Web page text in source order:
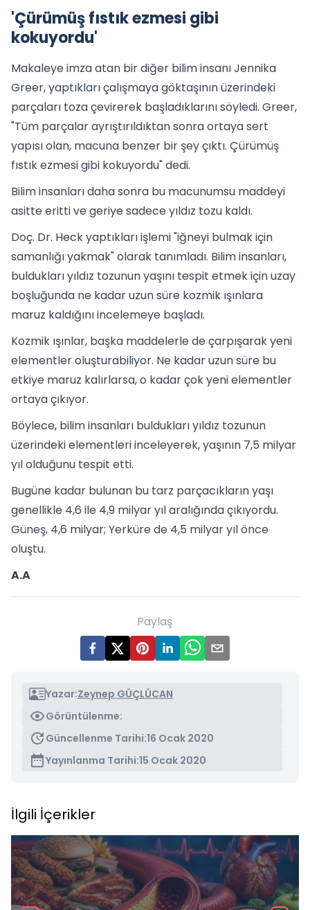
'Çürümüş fıstık ezmesi gibi
kokuyordu'
Makaleye imza atan bir diğer bilim insanı Jennika
Greer, yaptıkları çalışmaya göktaşının üzerindeki
parçaları toza çevirerek başladıklarını söyledi. Greer,
"Tüm parçalar ayrıştırıldıktan sonra ortaya sert
yapısı olan, macuna benzer bir şey çıktı. Çürümüş
fıstık ezmesi gibi kokuyordu" dedi.
Bilim insanları daha sonra bu macunumsu maddeyi
asitte eritti ve geriye sadece yıldız tozu kaldı.
Doç. Dr. Heck yaptıkları işlemi "iğneyi bulmak için
samanlığı yakmak" olarak tanımladı. Bilim insanları,
buldukları yıldız tozunun yaşını tespit etmek için uzay
boşluğunda ne kadar uzun süre kozmik ışınlara
maruz kaldığını incelemeye başladı.
Kozmik ışınlar, başka maddelerle de çarpışarak yeni
elementler oluşturabiliyor. Ne kadar uzun süre bu
etkiye maruz kalırlarsa, o kadar çok yeni elementler
ortaya çıkıyor.
Böylece, bilim insanları buldukları yıldız tozunun
üzerindeki elementleri inceleyerek, yaşının 7,5 milyar
yıl olduğunu tespit etti.
Bugüne kadar bulunan bu tarz parçacıkların yaşı
genellikle 4,6 ile 4,9 milyar yıl aralığında çıkıyordu.
Güneş, 4,6 milyar; Yerküre de 4,5 milyar yıl önce
oluştu.
A.A
Paylaş
Yazar:Zeynep GÜÇLÜCAN
Görüntülenme:
Güncellenme Tarihi:16 Ocak 2020
Yayınlanma Tarihi:15 Ocak 2020
İlgili İçerikler